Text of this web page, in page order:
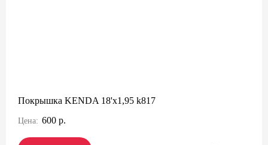
Покрышка KENDA 18'х1,95 k817
Цена: 600 р.